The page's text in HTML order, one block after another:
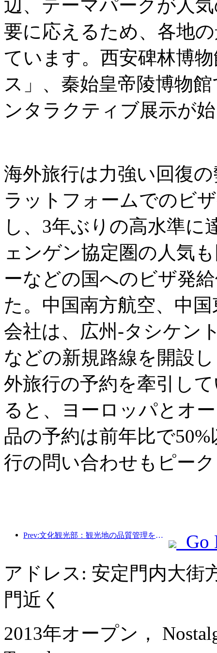
辺、テーマパークが人
要に応えるため、各地
ています。西安碑林博
ス」、秦始皇帝陵博物
ンタラクティブ展示が
海外旅行は力強い回復
ラットフォームでのビ
し、3年ぶりの高水準
ェンゲン協定圏の人気
ーなどの国へのビザ発
た。中国南方航空、中
会社は、広州-タシケン
などの新規路線を開設
外旅行の予約を牽引し
ると、ヨーロッパとオ
品の予約は前年比で
行の問い合わせもピー
Prev:文化観光部：観光地の品質管理を強化し、景勝地のサービスレベルを向上させる
Go
アドレス: 安定門内大街
門近く
2013年オープン，